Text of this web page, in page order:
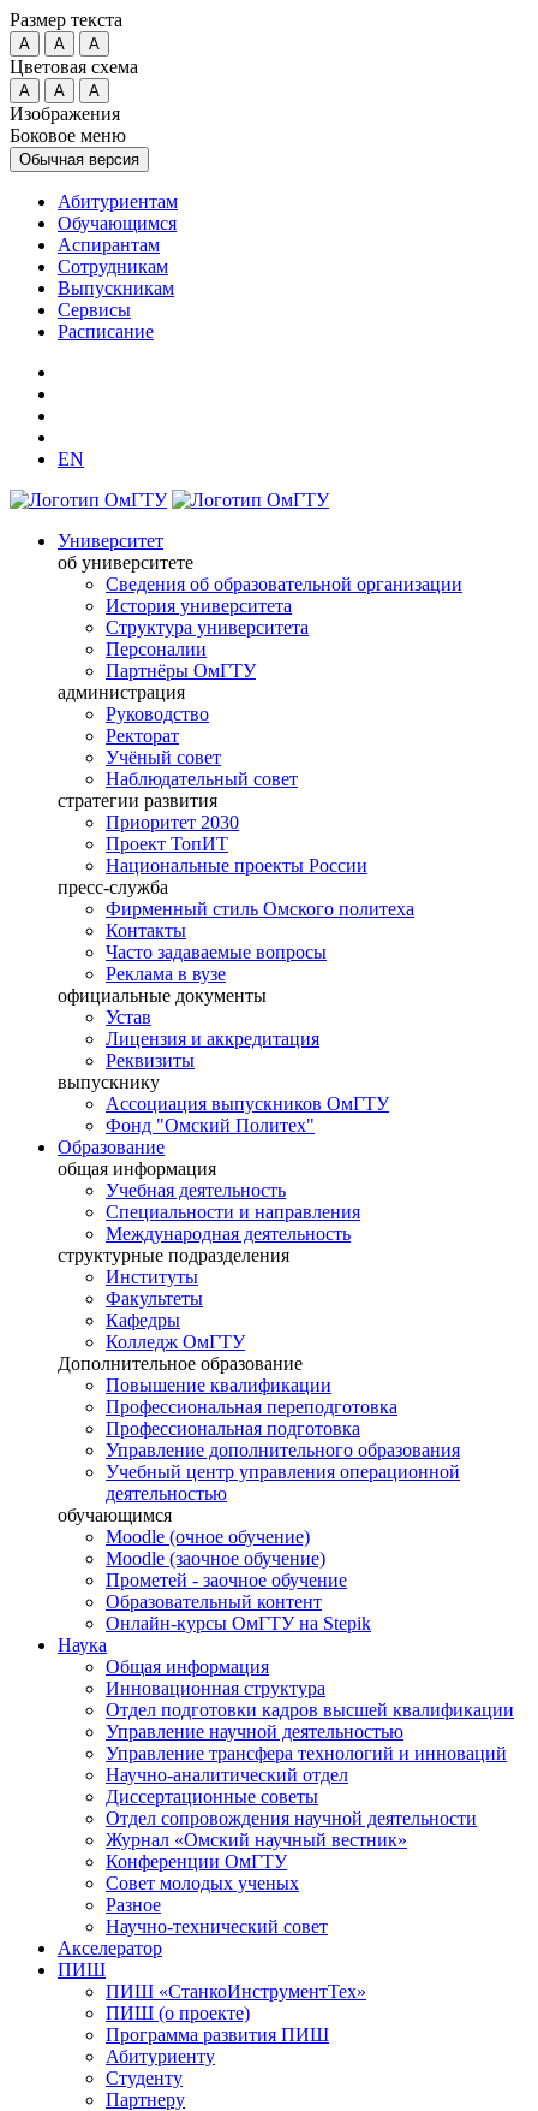
Размер текста
A A A
Цветовая схема
A A A
Изображения
Боковое меню
Обычная версия
Абитуриентам
Обучающимся
Аспирантам
Сотрудникам
Выпускникам
Сервисы
Расписание
EN
Университет
об университете
Сведения об образовательной организации
История университета
Структура университета
Персоналии
Партнёры ОмГТУ
администрация
Руководство
Ректорат
Учёный совет
Наблюдательный совет
стратегии развития
Приоритет 2030
Проект ТопИТ
Национальные проекты России
пресс-служба
Фирменный стиль Омского политеха
Контакты
Часто задаваемые вопросы
Реклама в вузе
официальные документы
Устав
Лицензия и аккредитация
Реквизиты
выпускнику
Ассоциация выпускников ОмГТУ
Фонд "Омский Политех"
Образование
общая информация
Учебная деятельность
Специальности и направления
Международная деятельность
структурные подразделения
Институты
Факультеты
Кафедры
Колледж ОмГТУ
Дополнительное образование
Повышение квалификации
Профессиональная переподготовка
Профессиональная подготовка
Управление дополнительного образования
Учебный центр управления операционной
деятельностью
обучающимся
Moodle (очное обучение)
Moodle (заочное обучение)
Прометей - заочное обучение
Образовательный контент
Онлайн-курсы ОмГТУ на Stepik
Наука
Общая информация
Инновационная структура
Отдел подготовки кадров высшей квалификации
Управление научной деятельностью
Управление трансфера технологий и инноваций
Научно-аналитический отдел
Диссертационные советы
Отдел сопровождения научной деятельности
Журнал «Омский научный вестник»
Конференции ОмГТУ
Совет молодых ученых
Разное
Научно-технический совет
Акселератор
ПИШ
ПИШ «СтанкоИнструментТех»
ПИШ (о проекте)
Программа развития ПИШ
Абитуриенту
Студенту
Партнеру